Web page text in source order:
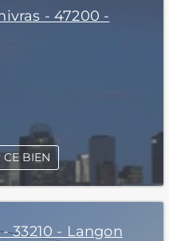
- 47200 -
CE BIEN
33210 - Langon